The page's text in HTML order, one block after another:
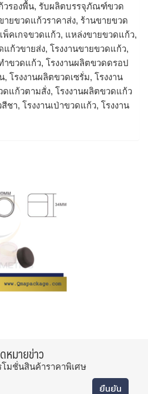
รองพื้น, รับผลิตบรรจุภัณฑ์ขวด
ยขวดแก้วราคาส่ง, ร้านขายขวด
คเกจขวดแก้ว, แหล่งขายขวดแก้ว,
แก้วขายส่ง, โรงงานขายขวดแก้ว,
าขวดแก้ว, โรงงานผลิตขวดดรอป
โรงงานผลิตขวดเซรั่ม, โรงงาน
แก้วตามสั่ง, โรงงานผลิตขวดแก้ว
ชา, โรงงานเป่าขวดแก้ว, โรงงาน
หมายข่าว
โมชั่นสินค้าราคาพิเศษ